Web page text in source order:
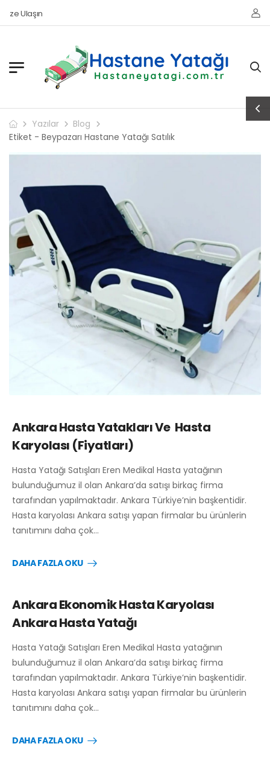
Ulaşın
Yazılar
Blog
Etiket - Beypazarı Hastane Yatağı Satılık
Ankara Hasta Yatakları Ve Hasta
Karyolası (Fiyatları)
Hasta Yatağı Satışları Eren Medikal Hasta yatağının
bulunduğumuz il olan Ankara’da satışı birkaç firma
tarafından yapılmaktadır. Ankara Türkiye’nin başkentidir.
Hasta karyolası Ankara satışı yapan firmalar bu ürünlerin
tanıtımını daha çok…
DAHA FAZLA OKU
Ankara Ekonomik Hasta Karyolası
Ankara Hasta Yatağı
Hasta Yatağı Satışları Eren Medikal Hasta yatağının
bulunduğumuz il olan Ankara’da satışı birkaç firma
tarafından yapılmaktadır. Ankara Türkiye’nin başkentidir.
Hasta karyolası Ankara satışı yapan firmalar bu ürünlerin
tanıtımını daha çok…
DAHA FAZLA OKU